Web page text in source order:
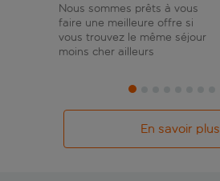
Nous sommes prêts à vous
faire une meilleure offre si
vous trouvez le même séjour
moins cher ailleurs
En savoir plus